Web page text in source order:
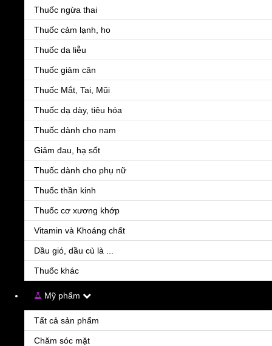
Thuốc ngừa thai
Thuốc cảm lạnh, ho
Thuốc da liễu
Thuốc giảm cân
Thuốc Mắt, Tai, Mũi
Thuốc dạ dày, tiêu hóa
Thuốc dành cho nam
Giảm đau, hạ sốt
Thuốc dành cho phụ nữ
Thuốc thần kinh
Thuốc cơ xương khớp
Vitamin và Khoáng chất
Dầu gió, dầu cù là ...
Thuốc khác
Mỹ phẩm
Tất cả sản phẩm
Chăm sóc mặt
248.000đ
Số lượng:
| THÊM VÀO GIỎ HÀNG | ĐẶT HÀNG
- Gọi ngay Hotline: 0963.14.1408
Tư vấn miễn phí- Thời gian: 08h00- 21h00
Ngại gọi điện?Vui lòng nhập số điện thoại
Gọi lại cho tôi ngay
Thông tin chi tiết thuốc
Chỉ định sử dụng thuốc luotai